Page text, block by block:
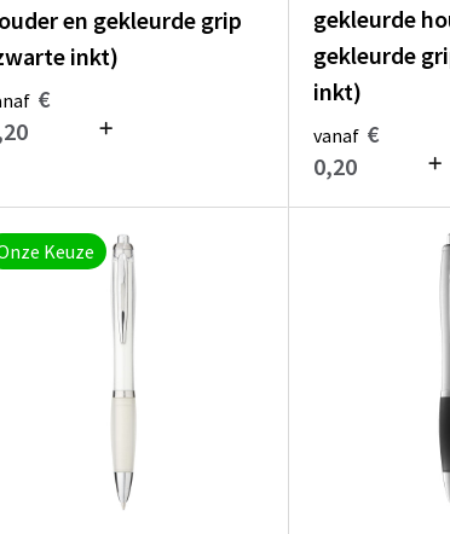
en gekleurde grip
inkt)
€
gekleurde
gekleurde
inkt)
vanaf €
0,20
Keuze